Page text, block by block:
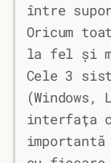
între
Oricum
la fel și
Cele 3
(Windows,
interfața